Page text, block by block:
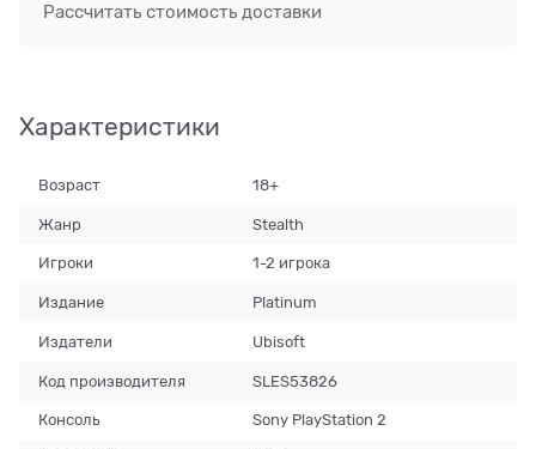
Рассчитать стоимость доставки
Характеристики
Возраст 18+
Жанр Stealth
Игроки 1-2 игрока
Издание Platinum
Издатели Ubisoft
Код производителя SLES53826
Консоль Sony PlayStation 2